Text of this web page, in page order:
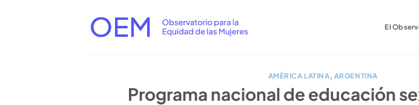
El
AMÉRICA LATINA, ARGENTINA
Programa nacional de educación